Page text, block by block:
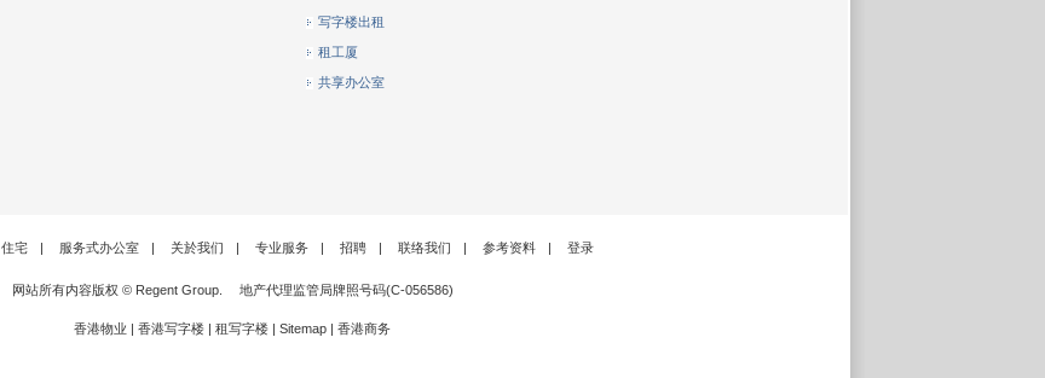
写字楼出租
租工厦
共享办公室
住宅 | 服务式办公室 | 关於我们 | 专业服务 | 招聘 | 联络我们 | 参考资料 | 登录
网站所有内容版权 © Regent Group. 地产代理监管局牌照号码(C-056586)
香港物业 | 香港写字楼 | 租写字楼 | Sitemap | 香港商务